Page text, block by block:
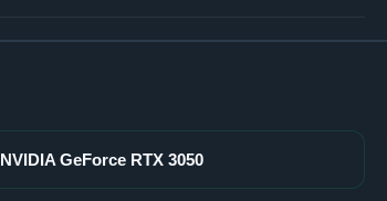
NVIDIA GeForce RTX 3050